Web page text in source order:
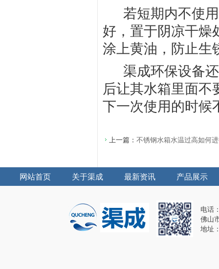
若短期内不使
好，置于阴凉干燥
涂上黄油，防止生
渠成环保设备
后让其水箱里面
下一次使用的时候
上一篇： 不锈钢水箱水温过高如何
网站首页 关于渠成 最新资讯 产品展示
电话
佛山
地址